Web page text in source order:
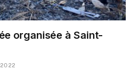
organisée à Saint-